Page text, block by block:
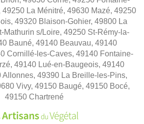
49250 La Ménitré, 49630 Mazé, 49250
49320 Blaison-Gohier, 49800 La
Mathurin s/Loire, 49250 St-Rémy-la-
Bauné, 49140 Beauvau, 49140
Cornillé-les-Caves, 49140 Fontaine-
49140 Lué-en-Baugeois, 49140
Allonnes, 49390 La Breille-les-Pins,
Vivy, 49150 Baugé, 49150 Bocé,
49150 Chartrené